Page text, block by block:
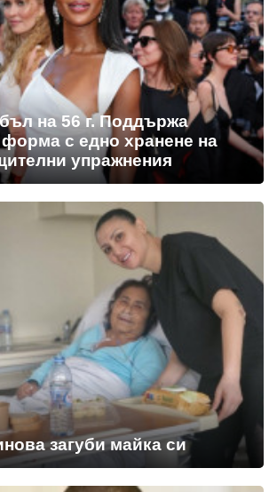
на 56 г. Поддържа
с едно хранене на
упражнения
загуби майка си